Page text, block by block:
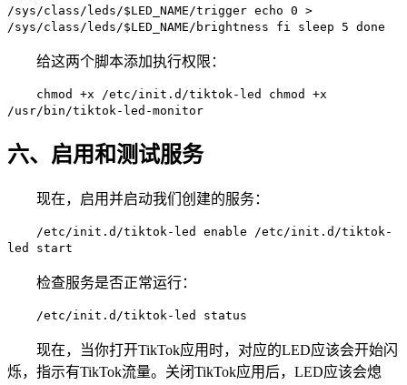
/sys/class/leds/$LED_NAME/trigger echo 0 >
/sys/class/leds/$LED_NAME/brightness fi sleep 5 done
给这两个脚本添加执行权限：
chmod +x /etc/init.d/tiktok-led chmod +x
/usr/bin/tiktok-led-monitor
六、启用和测试服务
现在，启用并启动我们创建的服务：
/etc/init.d/tiktok-led enable /etc/init.d/tiktok-
led start
检查服务是否正常运行：
/etc/init.d/tiktok-led status
现在，当你打开TikTok应用时，对应的LED应该会开始闪
烁，指示有TikTok流量。关闭TikTok应用后，LED应该会熄